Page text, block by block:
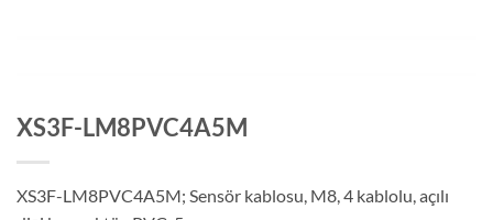
XS3F-LM8PVC4A5M
XS3F-LM8PVC4A5M; Sensör kablosu, M8, 4 kablolu, açılı